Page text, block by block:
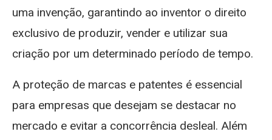
uma invenção, garantindo ao inventor o direito
exclusivo de produzir, vender e utilizar sua
criação por um determinado período de tempo.
A proteção de marcas e patentes é essencial
para empresas que desejam se destacar no
mercado e evitar a concorrência desleal. Além